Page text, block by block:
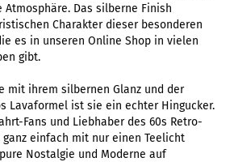
Atmosphäre. Das silberne Finish
Charakter dieser besonderen
es in unseren Online Shop in vielen
gibt.
mit ihrem silbernen Glanz und der
Lavaformel ist sie ein echter Hingucker.
Fans und Liebhaber des 60s Retro-
ganz einfach mit nur einen Teelicht
Nostalgie und Moderne auf